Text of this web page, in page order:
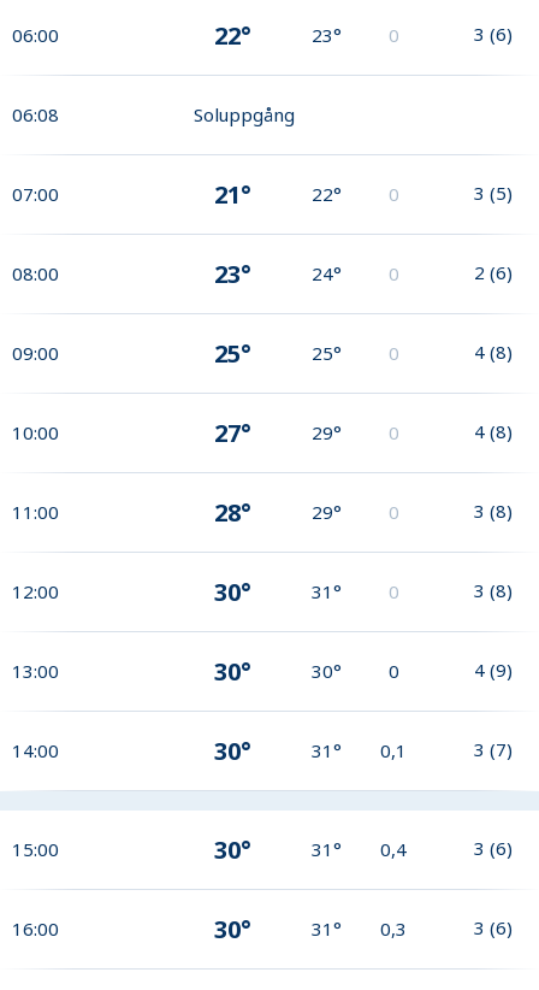
06:00 22° 23° 0 3 (6)
06:08 Soluppgång
07:00 21° 22° 0 3 (5)
08:00 23° 24° 0 2 (6)
09:00 25° 25° 0 4 (8)
10:00 27° 29° 0 4 (8)
11:00 28° 29° 0 3 (8)
12:00 30° 31° 0 3 (8)
13:00 30° 30° 0 4 (9)
14:00 30° 31° 0,1 3 (7)
15:00 30° 31° 0,4 3 (6)
16:00 30° 31° 0,3 3 (6)